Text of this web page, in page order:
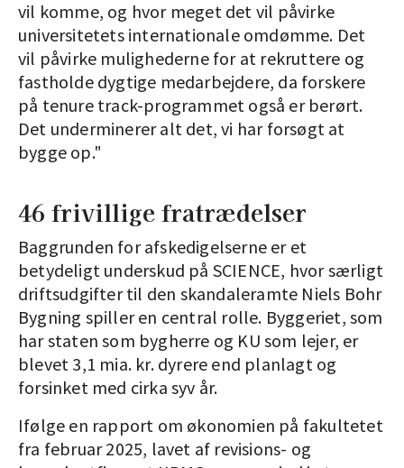
vil komme, og hvor meget det vil påvirke
universitetets internationale omdømme. Det
vil påvirke mulighederne for at rekruttere og
fastholde dygtige medarbejdere, da forskere
på tenure track-programmet også er berørt.
Det underminerer alt det, vi har forsøgt at
bygge op."
46 frivillige fratrædelser
Baggrunden for afskedigelserne er et
betydeligt underskud på SCIENCE, hvor særligt
driftsudgifter til den skandaleramte Niels Bohr
Bygning spiller en central rolle. Byggeriet, som
har staten som bygherre og KU som lejer, er
blevet 3,1 mia. kr. dyrere end planlagt og
forsinket med cirka syv år.
Ifølge en rapport om økonomien på fakultetet
fra februar 2025, lavet af revisions- og